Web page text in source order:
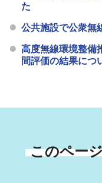
た
公共施設で公衆無
高度無線環境整備
間評価の結果につ
このペー